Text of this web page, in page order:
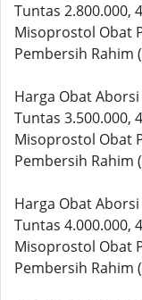
Tuntas 2.800.000,
Misoprostol Obat
Pembersih Rahim
Harga Obat
Tuntas 3.500.000,
Misoprostol Obat
Pembersih Rahim
Harga Obat
Tuntas 4.000.000,
Misoprostol Obat
Pembersih Rahim